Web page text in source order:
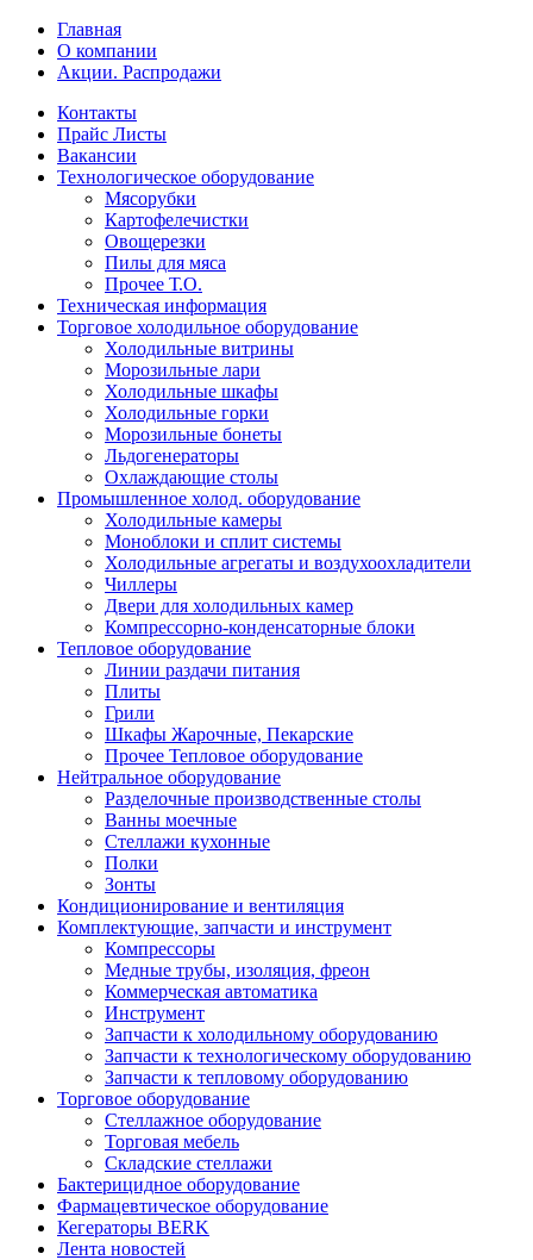
Главная
О компании
Акции. Распродажи
Контакты
Прайс Листы
Вакансии
Технологическое оборудование
Мясорубки
Картофелечистки
Овощерезки
Пилы для мяса
Прочее Т.О.
Техническая информация
Торговое холодильное оборудование
Холодильные витрины
Морозильные лари
Холодильные шкафы
Холодильные горки
Морозильные бонеты
Льдогенераторы
Охлаждающие столы
Промышленное холод. оборудование
Холодильные камеры
Моноблоки и сплит системы
Холодильные агрегаты и воздухоохладители
Чиллеры
Двери для холодильных камер
Компрессорно-конденсаторные блоки
Тепловое оборудование
Линии раздачи питания
Плиты
Грили
Шкафы Жарочные, Пекарские
Прочее Тепловое оборудование
Нейтральное оборудование
Разделочные производственные столы
Ванны моечные
Стеллажи кухонные
Полки
Зонты
Кондиционирование и вентиляция
Комплектующие, запчасти и инструмент
Компрессоры
Медные трубы, изоляция, фреон
Коммерческая автоматика
Инструмент
Запчасти к холодильному оборудованию
Запчасти к технологическому оборудованию
Запчасти к тепловому оборудованию
Торговое оборудование
Стеллажное оборудование
Торговая мебель
Складские стеллажи
Бактерицидное оборудование
Фармацевтическое оборудование
Кегераторы BERK
Лента новостей